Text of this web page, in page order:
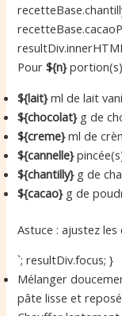
Pour${n}
${lait}ml de lait
${chocolat}g de
${creme}ml de
${cannelle}
${chantilly}g de
${cacao}g de
Astuce : ajustez
`; resultDiv.focus; }
Mélanger
pâte lisse et